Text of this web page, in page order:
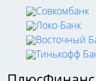
Совкомбанк
Локо-Банк
Восточный
Тинькофф